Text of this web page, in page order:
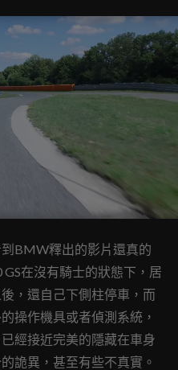
BMW釋出的影片還真的
在沒有騎士的狀態下，居
，還自己下側柱停車，而
操作機具或者偵測系統，
經接近完美的隱藏在車身
詭異，甚至有些不真實。